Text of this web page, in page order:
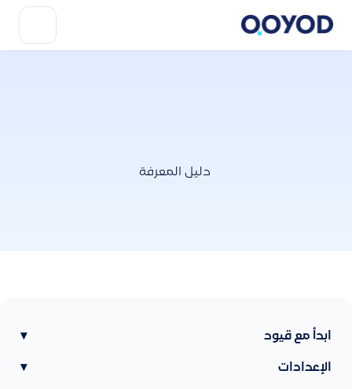
دليل المعرفة
ابدأ مع قيود ▾
الإعدادات ▾